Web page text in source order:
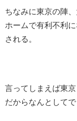
ちなみに東京の陣
ホームで有利不利
される。
言ってしまえば東
だからなんとして